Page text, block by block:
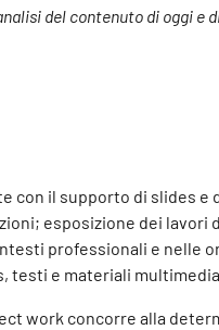
del contenuto di oggi e
con il supporto di slides e
esposizione dei lavori
professionali e nelle
testi e materiali
work concorre alla